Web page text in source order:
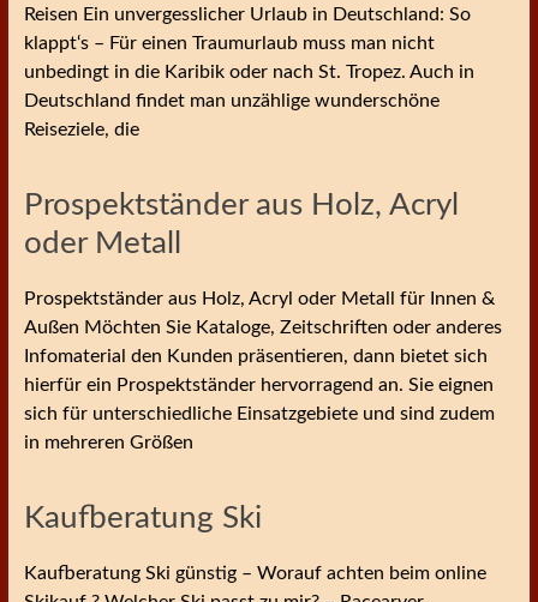
Reisen Ein unvergesslicher Urlaub in Deutschland: So
klappt‘s – Für einen Traumurlaub muss man nicht
unbedingt in die Karibik oder nach St. Tropez. Auch in
Deutschland findet man unzählige wunderschöne
Reiseziele, die
Prospektständer aus Holz, Acryl
oder Metall
Prospektständer aus Holz, Acryl oder Metall für Innen &
Außen Möchten Sie Kataloge, Zeitschriften oder anderes
Infomaterial den Kunden präsentieren, dann bietet sich
hierfür ein Prospektständer hervorragend an. Sie eignen
sich für unterschiedliche Einsatzgebiete und sind zudem
in mehreren Größen
Kaufberatung Ski
Kaufberatung Ski günstig – Worauf achten beim online